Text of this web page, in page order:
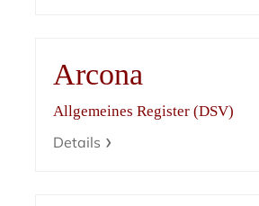
Arcona
Allgemeines Register (DSV)
Details